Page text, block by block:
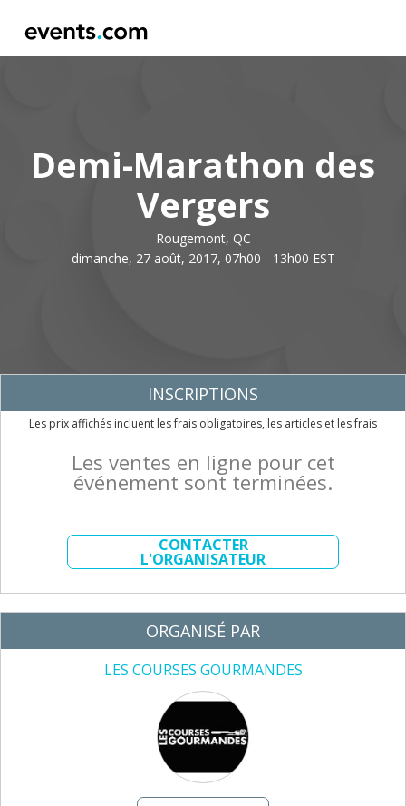
Demi-Marathon des
Vergers
Rougemont, QC
dimanche, 27 août, 2017, 07h00 - 13h00 EST
INSCRIPTIONS
Les prix affichés incluent les frais obligatoires, les articles et les frais
Les ventes en ligne pour cet
événement sont terminées.
CONTACTER
L'ORGANISATEUR
ORGANISÉ PAR
LES COURSES GOURMANDES